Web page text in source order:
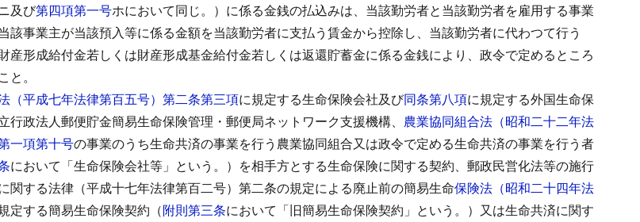
及び第四項第一号ホにおいて同じ。）に係る金銭の払込みは、当該勤労者と当該勤労者を雇用する事業
該事業主が当該預入等に係る金額を当該勤労者に支払う賃金から控除し、当該勤労者に代わつて行う
産形成給付金若しくは財産形成基金給付金若しくは返還貯蓄金に係る金銭により、政令で定めるところ
。
（平成七年法律第百五号）第二条第三項に規定する生命保険会社及び同条第八項に規定する外国生命保
行政法人郵便貯金簡易生命保険管理・郵便局ネットワーク支援機構、 農業協同組合法（昭和二十二年法
一項第十号の事業のうち生命共済の事業を行う農業協同組合又は政令で定める生命共済の事業を行う者
において「生命保険会社等」という。）を相手方とする生命保険に関する契約、 郵政民営化法等の施行
関する法律（平成十七年法律第百二号）第二条の規定による廃止前の簡易生命保険法（昭和二十四年法
定する簡易生命保険契約（附則第三条において「旧簡易生命保険契約」という。）又は生命共済に関す